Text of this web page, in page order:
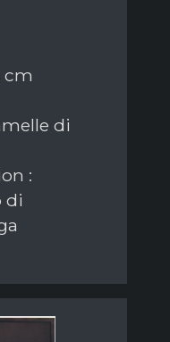
cm
di
:
di